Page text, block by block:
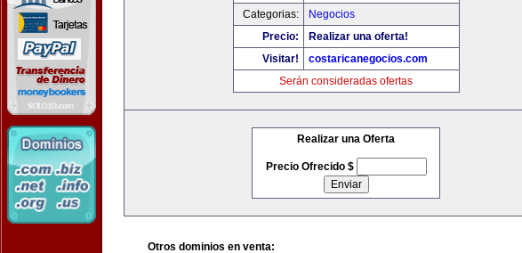
Categorias:
Negocios
Precio:
Realizar una oferta!
Visitar!
costaricanegocios.com
Serán consideradas ofertas
Realizar una Oferta
Precio Ofrecido $
Otros dominios en venta: